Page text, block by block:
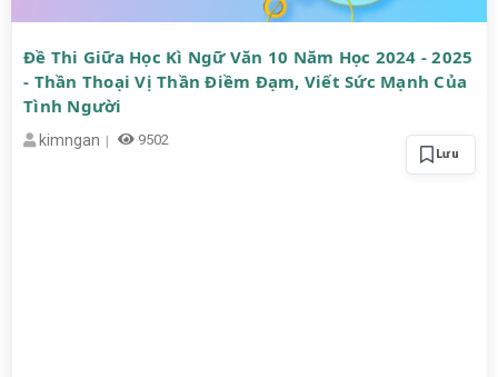
Đề Thi Giữa Học Kì Ngữ Văn 10 Năm Học 2024 - 2025
- Thần Thoại Vị Thần Điềm Đạm, Viết Sức Mạnh Của
Tình Người
kimngan 9502
Lưu